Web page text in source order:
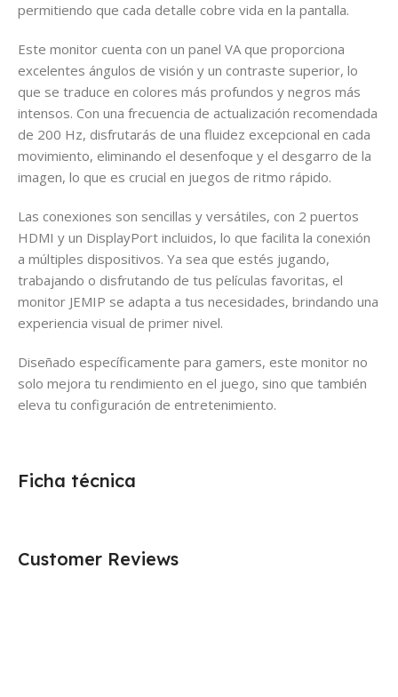
permitiendo que cada detalle cobre vida en la pantalla.
Este monitor cuenta con un panel VA que proporciona
excelentes ángulos de visión y un contraste superior, lo
que se traduce en colores más profundos y negros más
intensos. Con una frecuencia de actualización recomendada
de 200 Hz, disfrutarás de una fluidez excepcional en cada
movimiento, eliminando el desenfoque y el desgarro de la
imagen, lo que es crucial en juegos de ritmo rápido.
Las conexiones son sencillas y versátiles, con 2 puertos
HDMI y un DisplayPort incluidos, lo que facilita la conexión
a múltiples dispositivos. Ya sea que estés jugando,
trabajando o disfrutando de tus películas favoritas, el
monitor JEMIP se adapta a tus necesidades, brindando una
experiencia visual de primer nivel.
Diseñado específicamente para gamers, este monitor no
solo mejora tu rendimiento en el juego, sino que también
eleva tu configuración de entretenimiento.
Ficha técnica
Customer Reviews